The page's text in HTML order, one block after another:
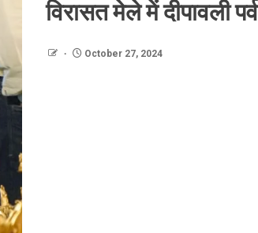
विरासत मेले में दीपावली
October 27, 2024